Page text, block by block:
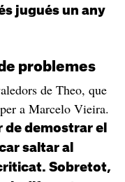
jugués un any
problemes
de Theo, que
a Marcelo Vieira.
de demostrar el
saltar al
Sobretot,